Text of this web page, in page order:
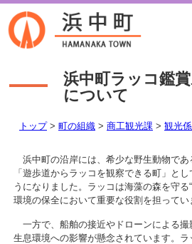
浜中町ラッコ鑑
について
トップ> 町の組織 > 商工観光課 > 観光係
浜中町の沿岸には、希少な野生動物であ
「遊歩道からラッコを観察できる町」と
うになりました。ラッコは海藻の森を守る
環境の保全において重要な役割を担ってい
一方で、船舶の接近やドローンによる撮
生息環境への影響が懸念されています。